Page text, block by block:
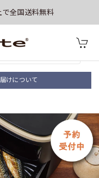
全国送料無料
けについて